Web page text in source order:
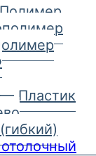
Пластик